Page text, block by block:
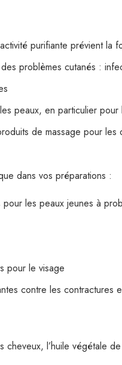
purifiante prévient la
problèmes cutanés :
peaux, en particulier
de massage pour les
dans vos préparations :
les peaux jeunes à
pour le visage
contre les contractures
cheveux, l’huile végétale